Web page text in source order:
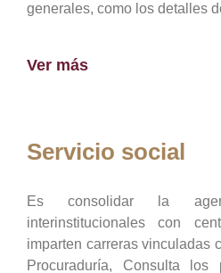
generales, como los detalles
Ver más
Servicio social
Es consolidar la
interinstitucionales con
imparten carreras vinculadas
Procuraduría, Consulta los